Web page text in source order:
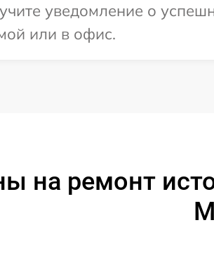
уведомление о
или в офис.
на ремонт